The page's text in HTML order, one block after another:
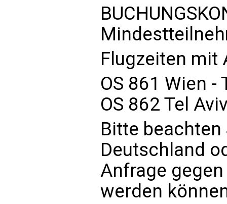
Flugzeiten mit
OS 861 Wien -
OS 862 Tel
Bitte beachten
Deutschland
Anfrage
werden